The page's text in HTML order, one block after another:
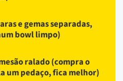
e gemas separadas,
bowl limpo)
ralado (compra o
um pedaço, fica melhor)